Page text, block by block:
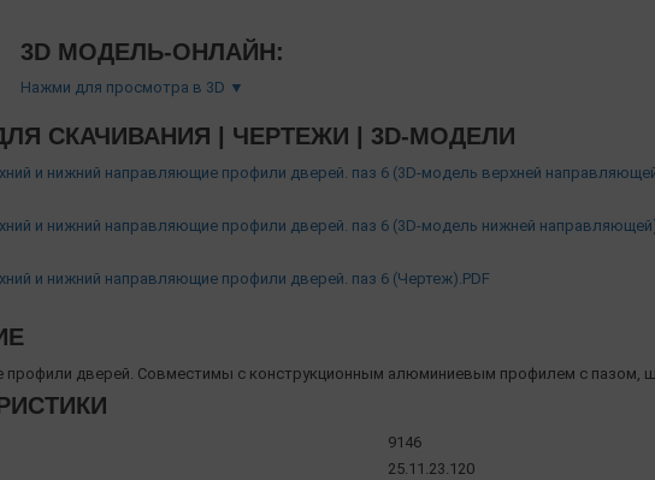
3D МОДЕЛЬ-ОНЛАЙН:
Нажми для просмотра в 3D ▼
СКАЧИВАНИЯ | ЧЕРТЕЖИ | 3D-МОДЕЛИ
и нижний направляющие профили дверей. паз 6 (3D-модель верхней
и нижний направляющие профили дверей. паз 6 (3D-модель нижней
и нижний направляющие профили дверей. паз 6 (Чертеж).PDF
дверей. Совместимы с конструкционным алюминиевым профилем с пазом,
9146
25.11.23.120